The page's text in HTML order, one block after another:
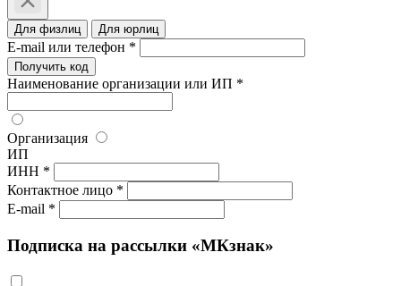
Для физлиц Для юрлиц
E-mail или телефон *
Получить код
Наименование организации или ИП *
Организация
ИП
ИНН *
Контактное лицо *
E-mail *
Подписка на рассылки «МКзнак»